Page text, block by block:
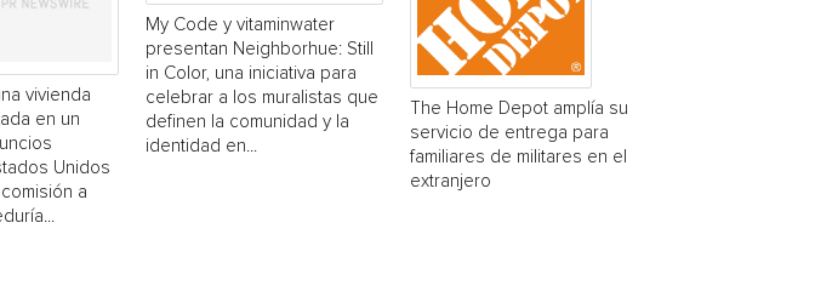
vivienda
en un
Unidos
a
My Code y vitaminwater
presentan Neighborhue: Still
in Color, una iniciativa para
celebrar a los muralistas que
definen la comunidad y la
identidad en...
The Home Depot amplía su
servicio de entrega para
familiares de militares en el
extranjero